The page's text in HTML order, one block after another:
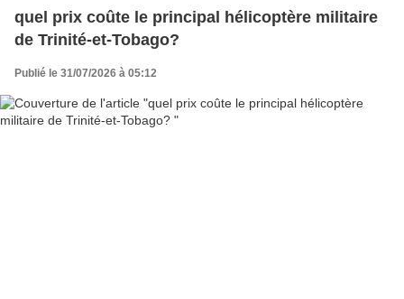
quel prix coûte le principal hélicoptère militaire
de Trinité-et-Tobago?
Publié le 31/07/2026 à 05:12